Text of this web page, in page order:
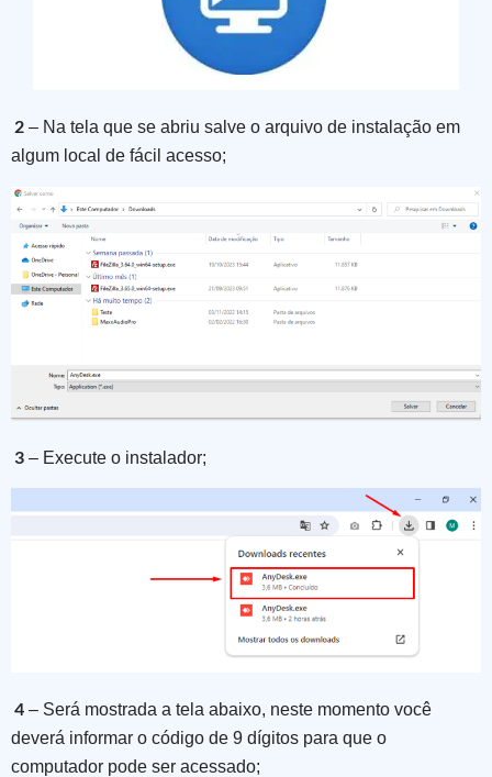
2 – Na tela que se abriu salve o arquivo de instalação em
algum local de fácil acesso;
3 – Execute o instalador;
4 – Será mostrada a tela abaixo, neste momento você
deverá informar o código de 9 dígitos para que o
computador pode ser acessado;